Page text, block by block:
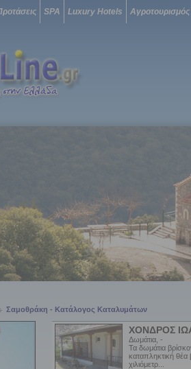
SPA Luxury Hotels Αγροτουρισμός
Σαμοθράκη - Κατάλογος Καταλυμάτων
ΧΟΝΔΡΟΣ
Δωμάτια, -
Τα δωμάτια
καταπληκτική
χιλιόμετρ...